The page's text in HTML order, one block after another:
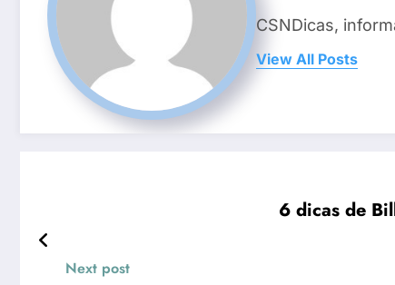
CSNDicas,
View All Posts
6 dicas de
Next post